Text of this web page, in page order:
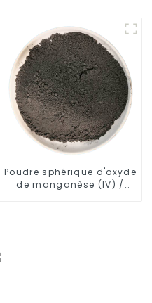
Poudre sphérique d'oxyde
de manganèse (IV) /